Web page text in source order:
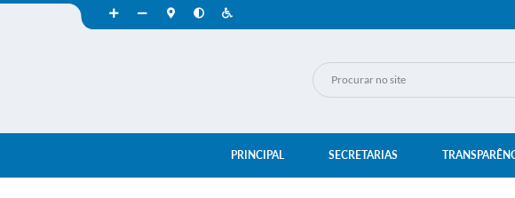
PRINCIPAL SECRETARIAS